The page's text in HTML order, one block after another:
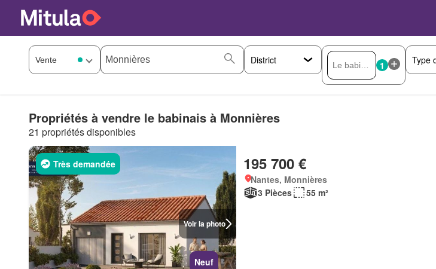
1
Propriétés à vendre le babinais à Monnières
21 propriétés disponibles
Voir la photo
Très demandée
Neuf
195 700 €
Nantes, Monnières
3 Pièces
55 m²